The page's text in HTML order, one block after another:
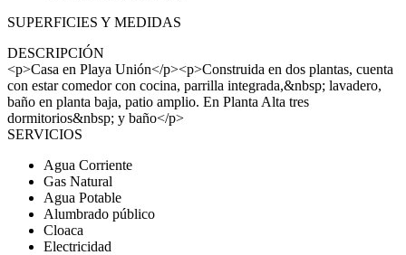
SUPERFICIES Y MEDIDAS
DESCRIPCIÓN
<p>Casa en Playa Unión</p><p>Construida en dos plantas, cuenta
con estar comedor con cocina, parrilla integrada,&nbsp; lavadero,
baño en planta baja, patio amplio. En Planta Alta tres
dormitorios&nbsp; y baño</p>
SERVICIOS
Agua Corriente
Gas Natural
Agua Potable
Alumbrado público
Cloaca
Electricidad